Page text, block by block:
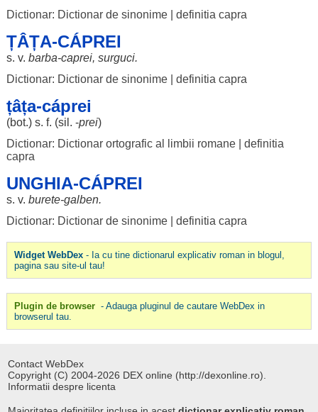
Dictionar: Dictionar de sinonime| definitia capra
ȚÂȚA-CÁPREI
s. v. barba-caprei, surguci.
Dictionar: Dictionar de sinonime| definitia capra
țâța-cáprei
(bot.) s. f. (sil . -prei)
Dictionar: Dictionar ortografic al limbii romane| definitia
capra
UNGHIA-CÁPREI
s. v. burete-galben.
Dictionar: Dictionar de sinonime| definitia capra
Widget WebDex- Ia cu tine dictionarul explicativ roman in blogul,
pagina sau site-ul tau!
Plugin de browser - Adauga pluginul de cautare WebDex in
browserul tau.
Contact WebDex
Copyright (C) 2004-2026 DEX online (http://dexonline.ro).
Informatii despre licenta